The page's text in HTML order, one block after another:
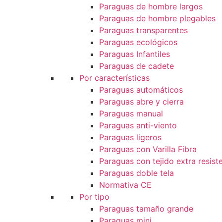
Paraguas de hombre largos
Paraguas de hombre plegables
Paraguas transparentes
Paraguas ecológicos
Paraguas Infantiles
Paraguas de cadete
Por características
Paraguas automáticos
Paraguas abre y cierra
Paraguas manual
Paraguas anti-viento
Paraguas ligeros
Paraguas con Varilla Fibra
Paraguas con tejido extra
Paraguas doble tela
Normativa CE
Por tipo
Paraguas tamaño grande